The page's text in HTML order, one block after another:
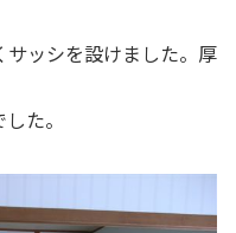
ッシを設けました。厚
た。